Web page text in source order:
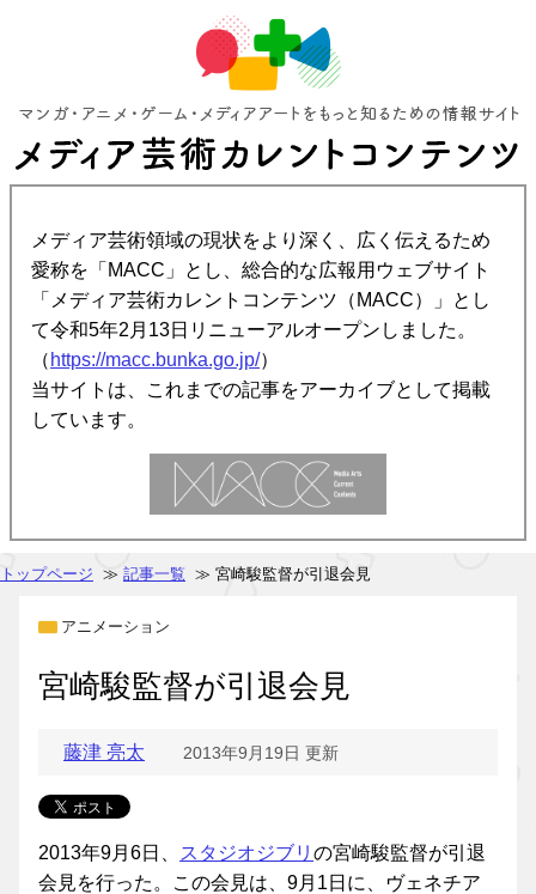
メディア芸術領域の現状をより深く、広く伝えるため
愛称を「MACC」とし、総合的な広報用ウェブサイト
「メディア芸術カレントコンテンツ（MACC）」とし
て令和5年2月13日リニューアルオープンしました。
（ https://macc.bunka.go.jp/）
当サイトは、これまでの記事をアーカイブとして掲載
しています。
トップページ ≫ 記事一覧 ≫ 宮崎駿監督が引退会見
アニメーション
宮崎駿監督が引退会見
藤津 亮太 2013年9月19日 更新
2013年9月6日、 スタジオジブリ の宮崎駿監督が引退
会見を行った。この会見は、9月1日に、ヴェネチア